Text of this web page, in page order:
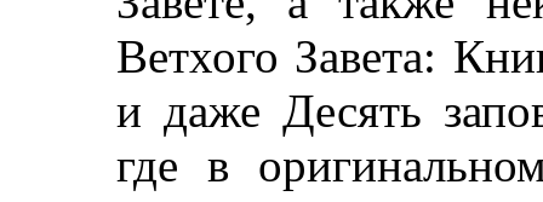
Ветхого Завета:
и даже Десять
где в